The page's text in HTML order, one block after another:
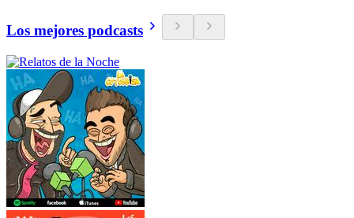
Los mejores podcasts